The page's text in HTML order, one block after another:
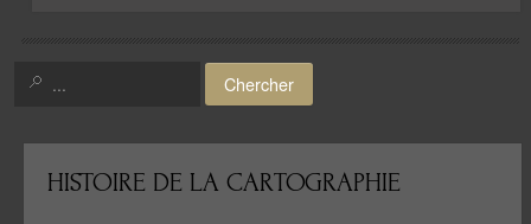
Moyen-Orient
Histoire de la cartographie
Cartes insolites, anciennes...
Chercher
HISTOIRE DE LA CARTOGRAPHIE